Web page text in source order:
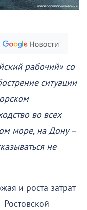
рабочий» со
ситуации
во всех
море, на Дону –
не
и роста затрат
Ростовской